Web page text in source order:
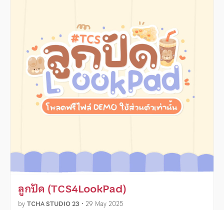
ลูกปัด (TCS4LookPad)
byTCHA STUDIO 23 • 29 May 2025